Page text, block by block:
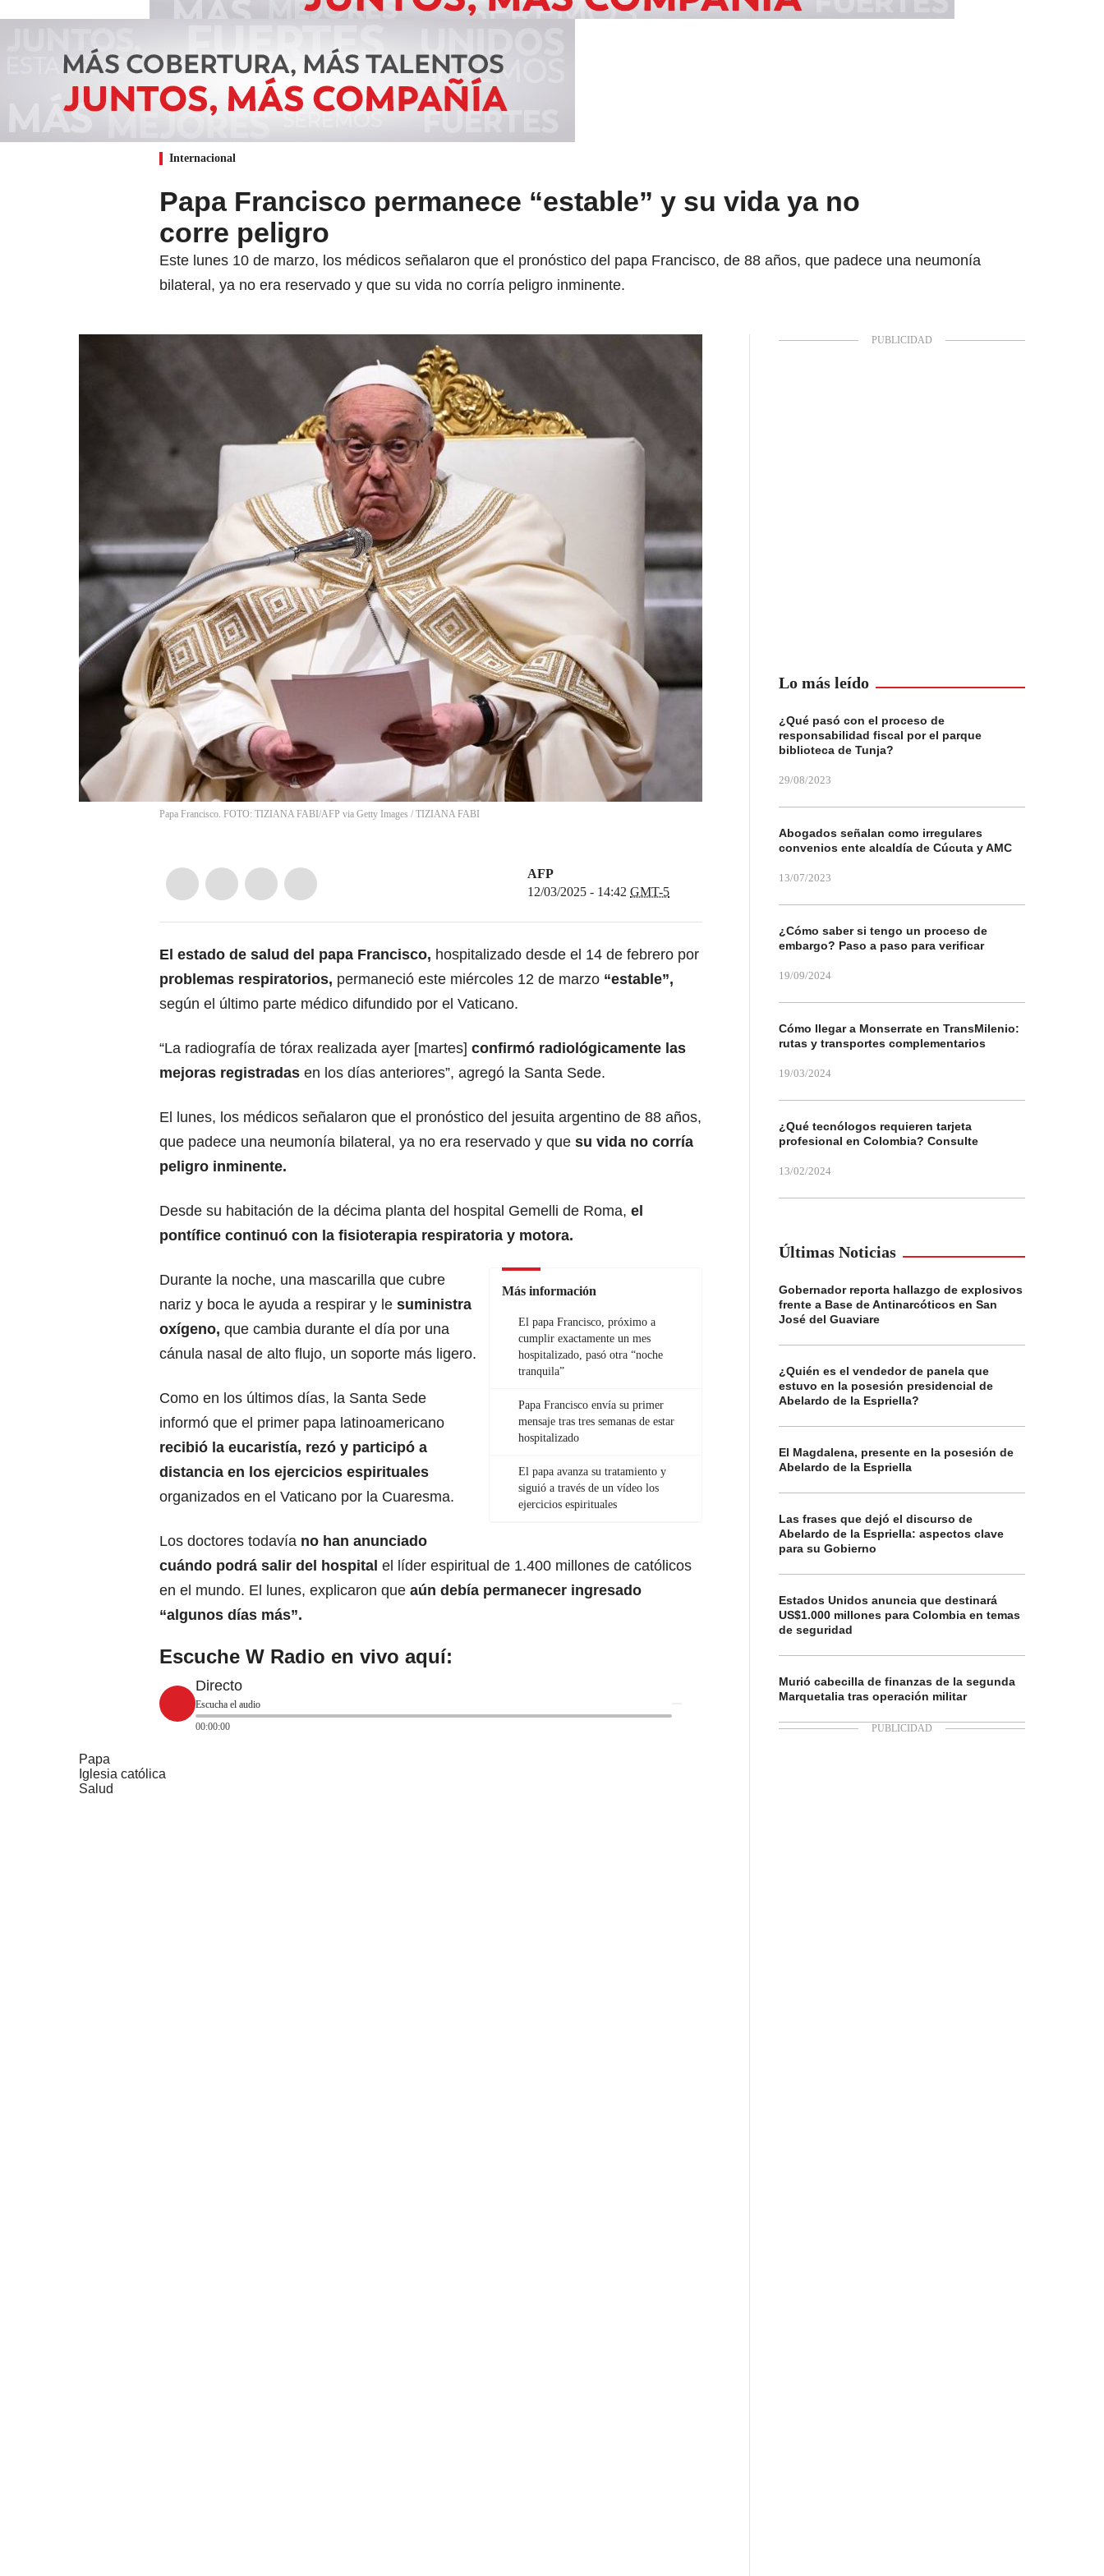
Internacional
Papa Francisco permanece “estable” y su vida ya no
corre peligro
Este lunes 10 de marzo, los médicos señalaron que el pronóstico del papa Francisco, de 88 años, que padece una neumonía
bilateral, ya no era reservado y que su vida no corría peligro inminente.
Papa Francisco. FOTO: TIZIANA FABI/AFP via Getty Images / TIZIANA FABI
AFP
12/03/2025 - 14:42 GMT-5
El estado de salud del papa Francisco, hospitalizado desde el 14 de febrero por
problemas respiratorios, permaneció este miércoles 12 de marzo “estable”,
según el último parte médico difundido por el Vaticano.
“La radiografía de tórax realizada ayer [martes] confirmó radiológicamente las
mejoras registradas en los días anteriores”, agregó la Santa Sede.
El lunes, los médicos señalaron que el pronóstico del jesuita argentino de 88 años,
que padece una neumonía bilateral, ya no era reservado y que su vida no corría
peligro inminente.
Desde su habitación de la décima planta del hospital Gemelli de Roma, el
pontífice continuó con la fisioterapia respiratoria y motora.
Más información
El papa Francisco, próximo a
cumplir exactamente un mes
hospitalizado, pasó otra “noche
tranquila”
Papa Francisco envía su primer
mensaje tras tres semanas de estar
hospitalizado
El papa avanza su tratamiento y
siguió a través de un vídeo los
ejercicios espirituales
Durante la noche, una mascarilla que cubre
nariz y boca le ayuda a respirar y le suministra
oxígeno, que cambia durante el día por una
cánula nasal de alto flujo, un soporte más ligero.
Como en los últimos días, la Santa Sede
informó que el primer papa latinoamericano
recibió la eucaristía, rezó y participó a
distancia en los ejercicios espirituales
organizados en el Vaticano por la Cuaresma.
Los doctores todavía no han anunciado
cuándo podrá salir del hospital el líder espiritual de 1.400 millones de católicos
en el mundo. El lunes, explicaron que aún debía permanecer ingresado
“algunos días más”.
Escuche W Radio en vivo aquí:
Directo
Escucha el audio
00:00:00
Papa
Iglesia católica
Salud
Lo más leído
¿Qué pasó con el proceso de
responsabilidad fiscal por el parque
biblioteca de Tunja?
29/08/2023
Abogados señalan como irregulares
convenios ente alcaldía de Cúcuta y AMC
13/07/2023
¿Cómo saber si tengo un proceso de
embargo? Paso a paso para verificar
19/09/2024
Cómo llegar a Monserrate en TransMilenio:
rutas y transportes complementarios
19/03/2024
¿Qué tecnólogos requieren tarjeta
profesional en Colombia? Consulte
13/02/2024
Últimas Noticias
Gobernador reporta hallazgo de explosivos
frente a Base de Antinarcóticos en San
José del Guaviare
¿Quién es el vendedor de panela que
estuvo en la posesión presidencial de
Abelardo de la Espriella?
El Magdalena, presente en la posesión de
Abelardo de la Espriella
Las frases que dejó el discurso de
Abelardo de la Espriella: aspectos clave
para su Gobierno
Estados Unidos anuncia que destinará
US$1.000 millones para Colombia en temas
de seguridad
Murió cabecilla de finanzas de la segunda
Marquetalia tras operación militar